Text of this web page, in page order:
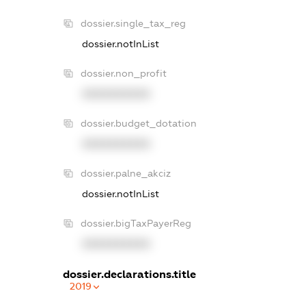
dossier.single_tax_reg
dossier.notInList
dossier.non_profit
dossier.budget_dotation
dossier.palne_akciz
dossier.notInList
dossier.bigTaxPayerReg
dossier.declarations.title
2019